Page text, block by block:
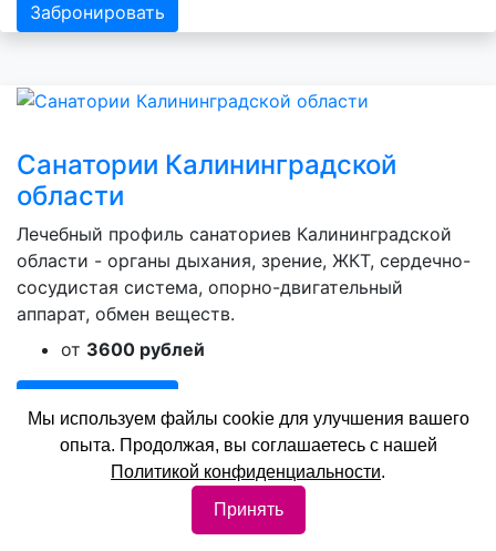
Забронировать
Санатории Калининградской
области
Лечебный профиль санаториев Калининградской
области - органы дыхания, зрение, ЖКТ, сердечно-
сосудистая система, опорно-двигательный
аппарат, обмен веществ.
от 3600 рублей
Мы используем файлы cookie для улучшения вашего
опыта. Продолжая, вы соглашаетесь с нашей
Политикой конфиденциальности.
Принять